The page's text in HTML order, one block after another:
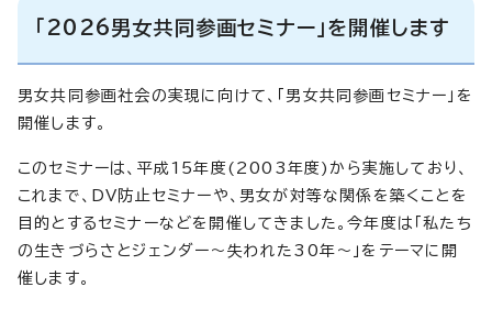
「2026男女共同参画セミナー」を開催します
男女共同参画社会の実現に向けて、「男女共同参画セミナー」を
開催します。
このセミナーは、平成15年度(2003年度)から実施しており、
これまで、DV防止セミナーや、男女が対等な関係を築くことを
目的とするセミナーなどを開催してきました。今年度は「私たち
の生きづらさとジェンダー～失われた30年～」をテーマに開
催します。